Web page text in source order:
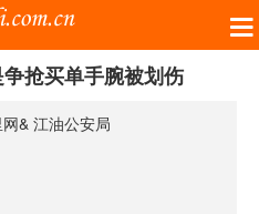
抢买单手腕被划伤
& 江油公安局